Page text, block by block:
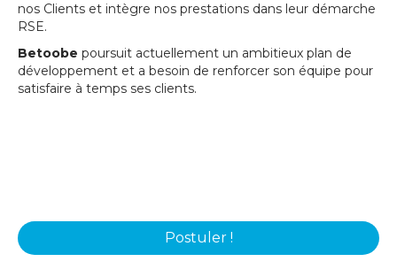
nos Clients et intègre nos prestations dans leur démarche
RSE.
Betoobe poursuit actuellement un ambitieux plan de
développement et a besoin de renforcer son équipe pour
satisfaire à temps ses clients.
Postuler !